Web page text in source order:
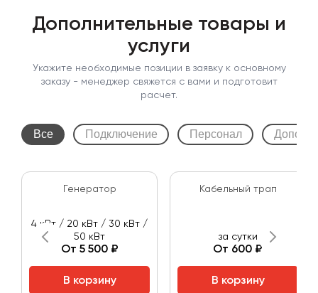
Дополнительные товары и
услуги
Укажите необходимые позиции в заявку к основному
заказу - менеджер свяжется с вами и подготовит
расчет.
Все Подключение Персонал
Генератор
4 кВт / 20 кВт / 30 кВт /
50 кВт
От 5 500 ₽
В корзину
Кабельный трап
за сутки
От 600 ₽
В корзину